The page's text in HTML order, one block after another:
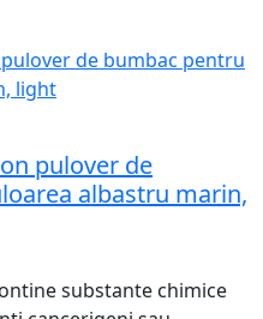
pulover de
albastru marin,
substante chimice